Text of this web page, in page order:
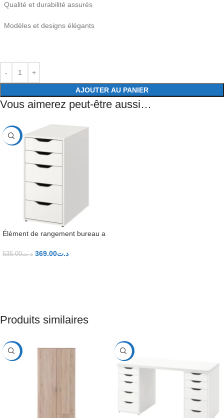
Qualité et durabilité assurés
Modèles et designs élégants
AJOUTER AU PANIER
Vous aimerez peut-être aussi…
-31%
Élément de rangement bureau a
د.ت535.00 د.ت369.00
Produits similaires
-31% -31%